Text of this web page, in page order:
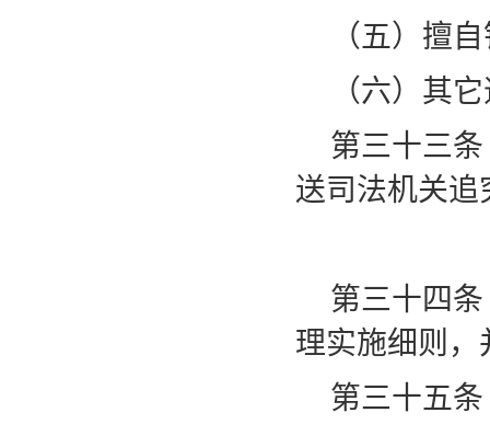
（五）擅
（六）其
第三十三条
送司法机关追
第三十四条
理实施细则
第三十五条